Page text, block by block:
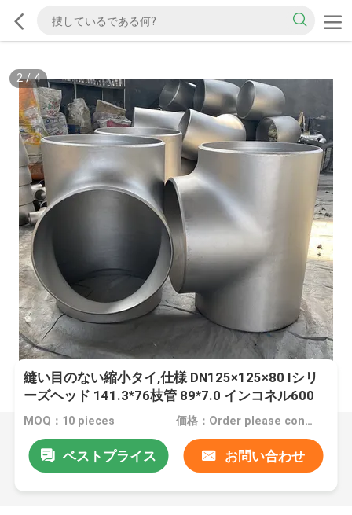
2/4
縫い目のない縮小タイ,仕様 DN125×125×80 Iシリ
ーズヘッド 141.3*76枝管 89*7.0 インコネル600
MOQ：10 pieces 価格：Order please contact customer service
ベストプライス お問い合わせ